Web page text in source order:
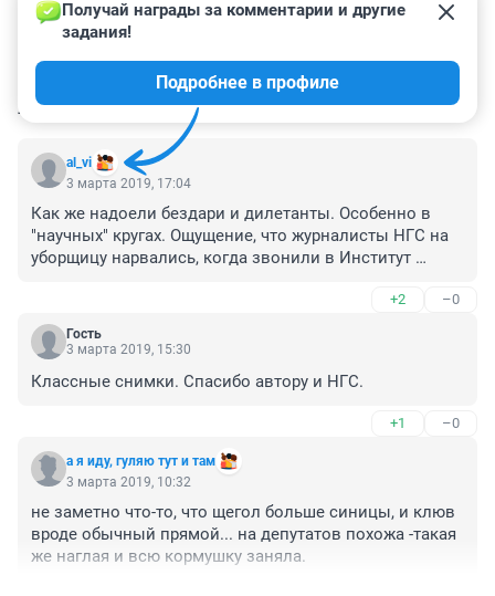
КОММЕНТАРИИ 29
al_vi
Получай награды за комментарии и другие
задания!
Подробнее в профиле
3 марта 2019, 17:04
Как же надоели бездари и дилетанты. Особенно в
"научных" кругах. Ощущение, что журналисты НГС на
уборщицу нарвались, когда звонили в Институт
Где эти деятели видели щегла в 1,5 раза крупнее
синицы, да еще и с закругленным клювом????
Щегол черноголовый: Длина тела 13–16 см, размах
Синица большая: Длина тела 12,5–14 см, размах
Клюв у щегла, кстати, еще более вытянутый, чем у
синицы. Это позволяет ему доставать семена
репейника прямо из колючей шишки.
+2 –0
Гость
3 марта 2019, 15:30
Классные снимки. Спасибо автору и НГС.
+1 –0
а я иду, гуляю тут и там
3 марта 2019, 10:32
не заметно что-то, что щегол больше синицы, и клюв
вроде обычный прямой... на депутатов похожа -такая
же наглая и всю кормушку заняла.